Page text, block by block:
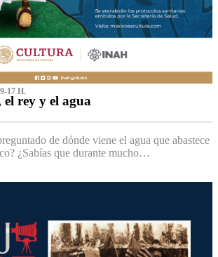
17 H.
rey y el agua
de dónde viene el agua que abastece
¿Sabías que durante mucho…